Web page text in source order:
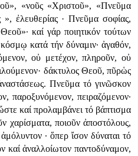
«νοῦς «Χριστοῦ», «Πνεῦμα
ἐλευθερίας · Πνεῦμα σοφίας,
καί γάρ ποιητικόν τούτων
κατά τήν δύναμιν· ἀγαθόν,
οὐ μετέχον, πληροῦν, οὐ
δάκτυλος Θεοῦ, πῦρὡς
Πνεῦμα τό γινῶσκον
παροξυνόμενον, πειραζόμενον·
καί προλαμβάνει τό βάπτισμα
χαρίσματα, ποιοῦν ἀποστόλους,
· ὅπερ ἴσον δύναται τό
καί ἀναλλοίωτον παντοδύναμον,